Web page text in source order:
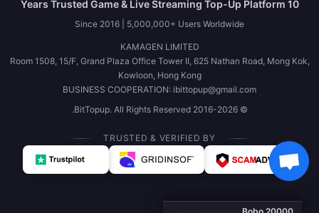
10 Years Trusted Game & Live Streaming Top-Up Platform
Since 2016 | 5,000,000+ Users Worldwide
KAMAGEN LIMITED
Room 1508, 15/F, Grand Plaza Office Tower II, 625 Nathan Road, Mong Kok,
Kowloon, Hong Kong
BUSINESS COOPERATION: ibittopup@gmail.com
© 2016-2026 BitTopup. All Rights Reserved.
TRUSTED & VERIFIED BY